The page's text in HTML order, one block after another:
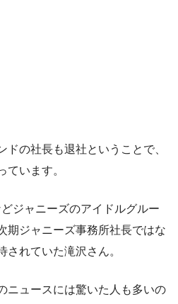
ドの社長も退社ということで、
ています。
ジャニーズのアイドルグルー
期ジャニーズ事務所社長ではな
されていた滝沢さん。
ニュースには驚いた人も多いの